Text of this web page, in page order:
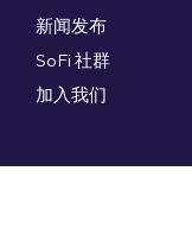
新闻发布
SoFi 社群
加入我们